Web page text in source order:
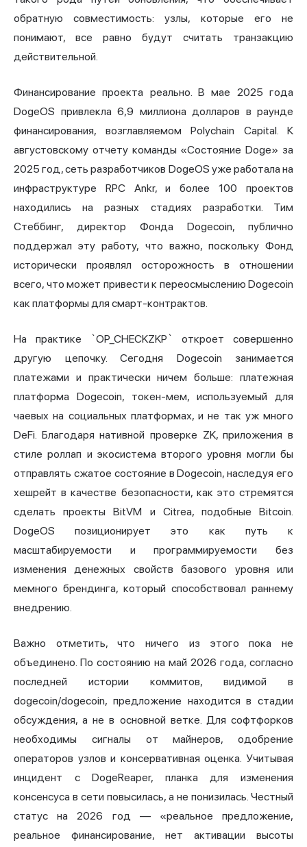
обратную совместимость: узлы, которые его не
понимают, все равно будут считать транзакцию
действительной.
Финансирование проекта реально. В мае 2025 года
DogeOS привлекла 6,9 миллиона долларов в раунде
финансирования, возглавляемом Polychain Capital. К
августовскому отчету команды «Состояние Doge» за
2025 год, сеть разработчиков DogeOS уже работала на
инфраструктуре RPC Ankr, и более 100 проектов
находились на разных стадиях разработки. Тим
Стеббинг, директор Фонда Dogecoin, публично
поддержал эту работу, что важно, поскольку Фонд
исторически проявлял осторожность в отношении
всего, что может привести к переосмыслению Dogecoin
как платформы для смарт-контрактов.
На практике `OP_CHECKZKP` откроет совершенно
другую цепочку. Сегодня Dogecoin занимается
платежами и практически ничем больше: платежная
платформа Dogecoin, токен-мем, используемый для
чаевых на социальных платформах, и не так уж много
DeFi. Благодаря нативной проверке ZK, приложения в
стиле роллап и экосистема второго уровня могли бы
отправлять сжатое состояние в Dogecoin, наследуя его
хешрейт в качестве безопасности, как это стремятся
сделать проекты BitVM и Citrea, подобные Bitcoin.
DogeOS позиционирует это как путь к
масштабируемости и программируемости без
изменения денежных свойств базового уровня или
мемного брендинга, который способствовал раннему
внедрению.
Важно отметить, что ничего из этого пока не
объединено. По состоянию на май 2026 года, согласно
последней истории коммитов, видимой в
dogecoin/dogecoin, предложение находится в стадии
обсуждения, а не в основной ветке. Для софтфорков
необходимы сигналы от майнеров, одобрение
операторов узлов и консервативная оценка. Учитывая
инцидент с DogeReaper, планка для изменения
консенсуса в сети повысилась, а не понизилась. Честный
статус на 2026 год — «реальное предложение,
реальное финансирование, нет активации высоты